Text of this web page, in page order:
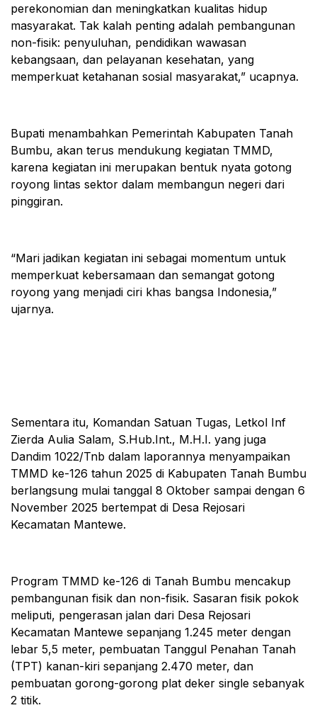
perekonomian dan meningkatkan kualitas hidup
masyarakat. Tak kalah penting adalah pembangunan
non-fisik: penyuluhan, pendidikan wawasan
kebangsaan, dan pelayanan kesehatan, yang
memperkuat ketahanan sosial masyarakat,” ucapnya.
Bupati menambahkan Pemerintah Kabupaten Tanah
Bumbu, akan terus mendukung kegiatan TMMD,
karena kegiatan ini merupakan bentuk nyata gotong
royong lintas sektor dalam membangun negeri dari
pinggiran.
“Mari jadikan kegiatan ini sebagai momentum untuk
memperkuat kebersamaan dan semangat gotong
royong yang menjadi ciri khas bangsa Indonesia,”
ujarnya.
Sementara itu, Komandan Satuan Tugas, Letkol Inf
Zierda Aulia Salam, S.Hub.Int., M.H.I. yang juga
Dandim 1022/Tnb dalam laporannya menyampaikan
TMMD ke-126 tahun 2025 di Kabupaten Tanah Bumbu
berlangsung mulai tanggal 8 Oktober sampai dengan 6
November 2025 bertempat di Desa Rejosari
Kecamatan Mantewe.
Program TMMD ke-126 di Tanah Bumbu mencakup
pembangunan fisik dan non-fisik. Sasaran fisik pokok
meliputi, pengerasan jalan dari Desa Rejosari
Kecamatan Mantewe sepanjang 1.245 meter dengan
lebar 5,5 meter, pembuatan Tanggul Penahan Tanah
(TPT) kanan-kiri sepanjang 2.470 meter, dan
pembuatan gorong-gorong plat deker single sebanyak
2 titik.